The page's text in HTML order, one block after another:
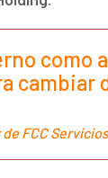
como
cambiar
FCC